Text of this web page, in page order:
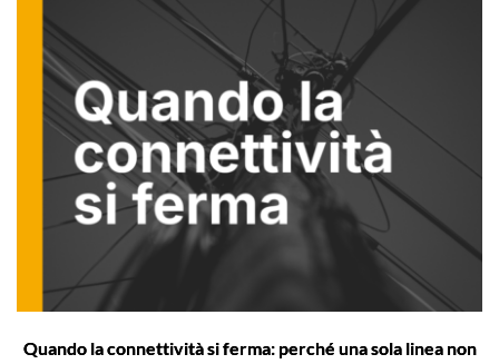
Quando la connettività si ferma: perché una sola linea non